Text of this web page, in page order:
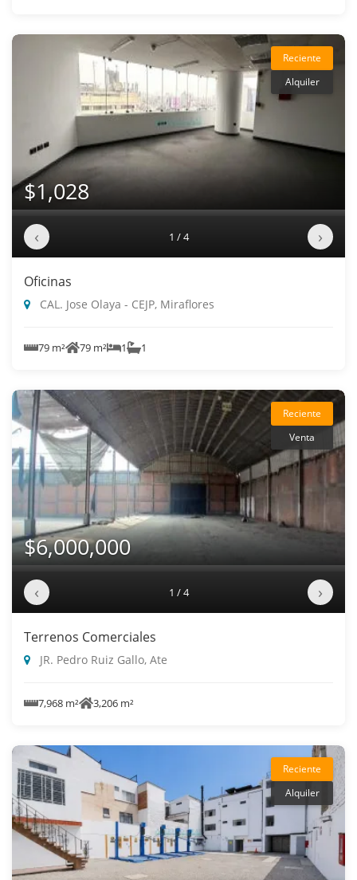
Reciente
Alquiler
$1,028
‹ 1 / 4 ›
Oficinas
CAL. Jose Olaya - CEJP, Miraflores
79 m² 79 m² 1 1
Reciente
Venta
$6,000,000
‹ 1 / 4 ›
Terrenos Comerciales
JR. Pedro Ruiz Gallo, Ate
7,968 m² 3,206 m²
Reciente
Alquiler